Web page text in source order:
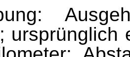
ursprünglich